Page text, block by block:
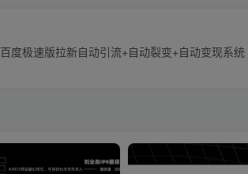
百度极速版拉新自动引流+自动裂变+自动变现系